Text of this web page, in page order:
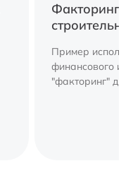
Факторинг
Пример
финансового
"факторинг" для